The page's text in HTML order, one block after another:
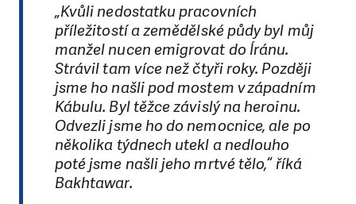
„Kvůli nedostatku pracovních
příležitostí a zemědělské půdy byl můj
manžel nucen emigrovat do Íránu.
Strávil tam více než čtyři roky. Později
jsme ho našli pod mostem v západním
Kábulu. Byl těžce závislý na heroinu.
Odvezli jsme ho do nemocnice, ale po
několika týdnech utekl a nedlouho
poté jsme našli jeho mrtvé tělo,“ říká
Bakhtawar.